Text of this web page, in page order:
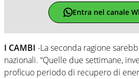
Entra nel canale
I CAMBI -La seconda ragione
nazionali. “Quelle due settimane,
proficuo periodo di recupero di